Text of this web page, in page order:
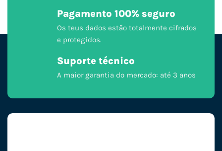
Pagamento 100% seguro
Os teus dados estão totalmente cifrados
e protegidos.
Suporte técnico
A maior garantia do mercado: até 3 anos